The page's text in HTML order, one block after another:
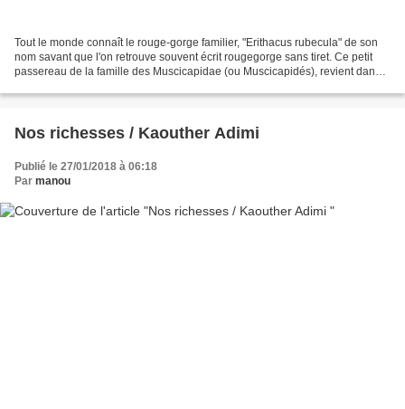
Tout le monde connaît le rouge-gorge familier, "Erithacus rubecula" de son
nom savant que l'on retrouve souvent écrit rougegorge sans tiret. Ce petit
passereau de la famille des Muscicapidae (ou Muscicapidés), revient dans
Nos richesses / Kaouther Adimi
Publié le 27/01/2018 à 06:18
Par manou